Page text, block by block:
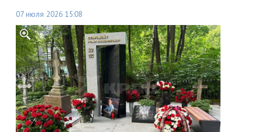
07 июля 2026 15:08